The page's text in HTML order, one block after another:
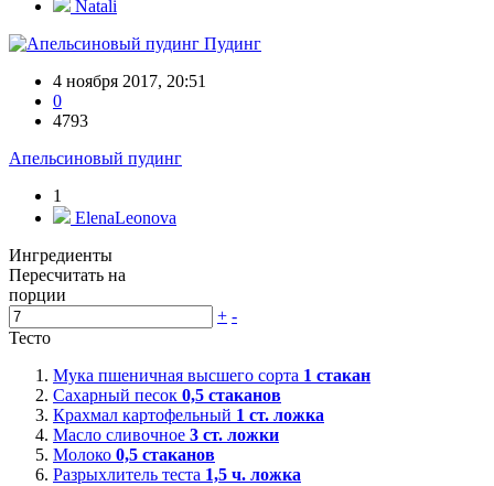
Natali
Пудинг
4 ноября 2017, 20:51
0
4793
Апельсиновый пудинг
1
ElenaLeonova
Ингредиенты
Пересчитать на
порции
+ -
Тесто
Мука пшеничная высшего сорта 1 стакан
Сахарный песок 0,5 стаканов
Крахмал картофельный 1 ст. ложка
Масло сливочное 3 ст. ложки
Молоко 0,5 стаканов
Разрыхлитель теста 1,5 ч. ложка